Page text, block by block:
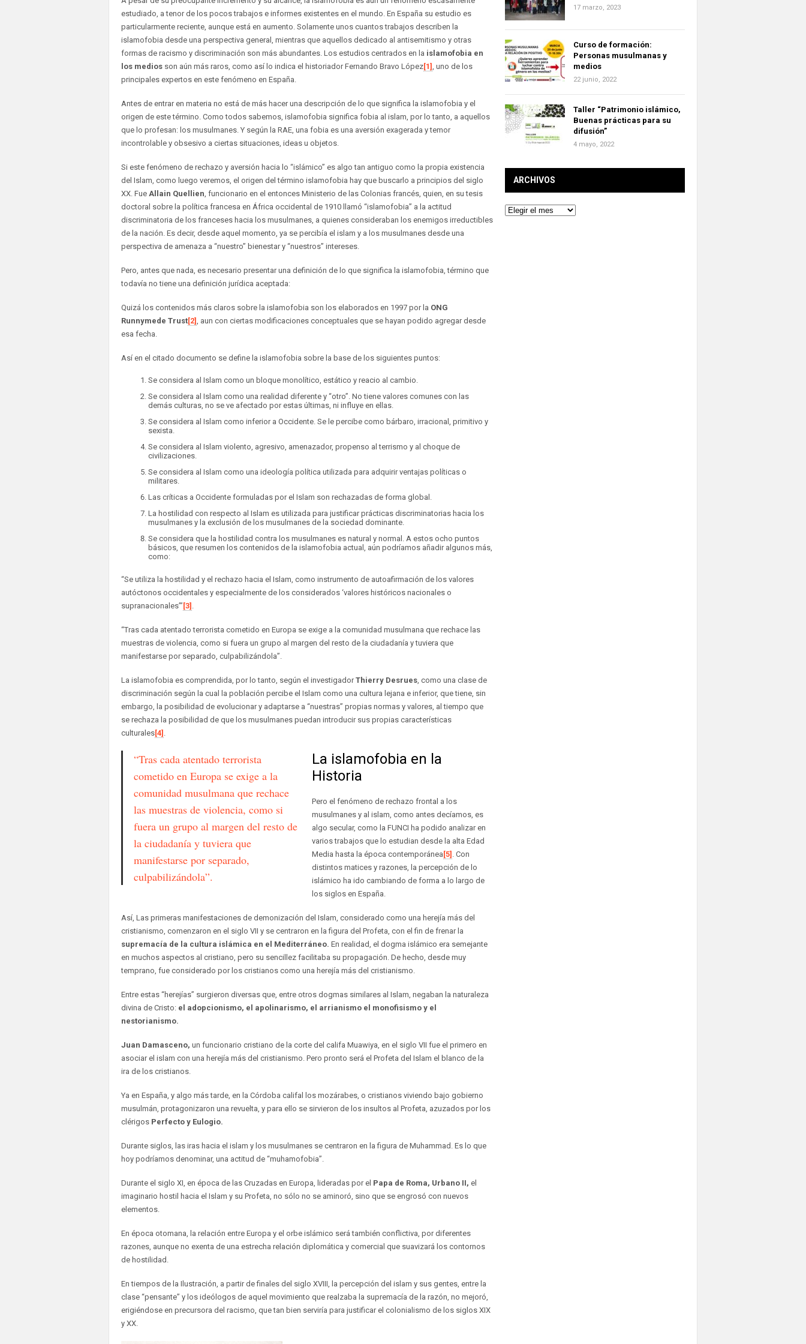
estudiado, a tenor de los pocos trabajos e informes existentes en el mundo. En España su estudio es
particularmente reciente, aunque está en aumento. Solamente unos cuantos trabajos describen la
islamofobia desde una perspectiva general, mientras que aquellos dedicado al antisemitismo y otras
formas de racismo y discriminación son más abundantes. Los estudios centrados en la islamofobia en
los medios son aún más raros, como así lo indica el historiador Fernando Bravo López[1] , uno de los
principales expertos en este fenómeno en España.
Antes de entrar en materia no está de más hacer una descripción de lo que significa la islamofobia y el
origen de este término. Como todos sabemos, islamofobia significa fobia al islam, por lo tanto, a aquellos
que lo profesan: los musulmanes. Y según la RAE, una fobia es una aversión exagerada y temor
incontrolable y obsesivo a ciertas situaciones, ideas u objetos.
Si este fenómeno de rechazo y aversión hacia lo “islámico” es algo tan antiguo como la propia existencia
del Islam, como luego veremos, el origen del término islamofobia hay que buscarlo a principios del siglo
XX. Fue Allain Quellien, funcionario en el entonces Ministerio de las Colonias francés, quien, en su tesis
doctoral sobre la política francesa en África occidental de 1910 llamó “islamofobia” a la actitud
discriminatoria de los franceses hacia los musulmanes, a quienes consideraban los enemigos irreductibles
de la nación. Es decir, desde aquel momento, ya se percibía el islam y a los musulmanes desde una
perspectiva de amenaza a “nuestro” bienestar y “nuestros” intereses.
Pero, antes que nada, es necesario presentar una definición de lo que significa la islamofobia, término que
todavía no tiene una definición jurídica aceptada:
Quizá los contenidos más claros sobre la islamofobia son los elaborados en 1997 por la ONG
Runnymede Trust[2] , aun con ciertas modificaciones conceptuales que se hayan podido agregar desde
esa fecha.
Así en el citado documento se define la islamofobia sobre la base de los siguientes puntos:
Se considera al Islam como un bloque monolítico, estático y reacio al cambio.
Se considera al Islam como una realidad diferente y “otro”. No tiene valores comunes con las
demás culturas, no se ve afectado por estas últimas, ni influye en ellas.
Se considera al Islam como inferior a Occidente. Se le percibe como bárbaro, irracional, primitivo y
sexista.
Se considera al Islam violento, agresivo, amenazador, propenso al terrismo y al choque de
civilizaciones.
Se considera al Islam como una ideología política utilizada para adquirir ventajas políticas o
militares.
Las críticas a Occidente formuladas por el Islam son rechazadas de forma global.
La hostilidad con respecto al Islam es utilizada para justificar prácticas discriminatorias hacia los
musulmanes y la exclusión de los musulmanes de la sociedad dominante.
Se considera que la hostilidad contra los musulmanes es natural y normal. A estos ocho puntos
básicos, que resumen los contenidos de la islamofobia actual, aún podríamos añadir algunos más,
como:
“Se utiliza la hostilidad y el rechazo hacia el Islam, como instrumento de autoafirmación de los valores
autóctonos occidentales y especialmente de los considerados ‘valores históricos nacionales o
supranacionales’” [3] .
“Tras cada atentado terrorista cometido en Europa se exige a la comunidad musulmana que rechace las
muestras de violencia, como si fuera un grupo al margen del resto de la ciudadanía y tuviera que
manifestarse por separado, culpabilizándola”.
La islamofobia es comprendida, por lo tanto, según el investigadorThierry Desrues, como una clase de
discriminación según la cual la población percibe el Islam como una cultura lejana e inferior, que tiene, sin
embargo, la posibilidad de evolucionar y adaptarse a “nuestras” propias normas y valores, al tiempo que
se rechaza la posibilidad de que los musulmanes puedan introducir sus propias características
culturales[4] .
“Tras cada atentado terrorista
cometido en Europa se exige a la
comunidad musulmana que rechace
las muestras de violencia, como si
fuera un grupo al margen del resto de
la ciudadanía y tuviera que
manifestarse por separado,
culpabilizándola”.
La islamofobia en la
Historia
Pero el fenómeno de rechazo frontal a los
musulmanes y al islam, como antes decíamos, es
algo secular, como la FUNCI ha podido analizar en
varios trabajos que lo estudian desde la alta Edad
Media hasta la época contemporánea [5] . Con
distintos matices y razones, la percepción de lo
islámico ha ido cambiando de forma a lo largo de
los siglos en España.
Así, Las primeras manifestaciones de demonización del Islam, considerado como una herejía más del
cristianismo, comenzaron en el siglo VII y se centraron en la figura del Profeta, con el fin de frenar la
supremacía de la cultura islámica en el Mediterráneo. En realidad, el dogma islámico era semejante
en muchos aspectos al cristiano, pero su sencillez facilitaba su propagación. De hecho, desde muy
temprano, fue considerado por los cristianos como una herejía más del cristianismo.
Entre estas “herejías” surgieron diversas que, entre otros dogmas similares al Islam, negaban la naturaleza
divina de Cristo: el adopcionismo, el apolinarismo, el arrianismo el monofisismo y el
nestorianismo.
Juan Damasceno, un funcionario cristiano de la corte del califa Muawiya, en el siglo VII fue el primero en
asociar el islam con una herejía más del cristianismo. Pero pronto será el Profeta del Islam el blanco de la
ira de los cristianos.
Ya en España, y algo más tarde, en la Córdoba califal los mozárabes, o cristianos viviendo bajo gobierno
musulmán, protagonizaron una revuelta, y para ello se sirvieron de los insultos al Profeta, azuzados por los
clérigos Perfecto y Eulogio.
Durante siglos, las iras hacia el islam y los musulmanes se centraron en la figura de Muhammad. Es lo que
hoy podríamos denominar, una actitud de “muhamofobia”.
Durante el siglo XI, en época de las Cruzadas en Europa, lideradas por el Papa de Roma, Urbano II, el
imaginario hostil hacia el Islam y su Profeta, no sólo no se aminoró, sino que se engrosó con nuevos
elementos.
En época otomana, la relación entre Europa y el orbe islámico será también conflictiva, por diferentes
razones, aunque no exenta de una estrecha relación diplomática y comercial que suavizará los contornos
de hostilidad.
En tiempos de la Ilustración, a partir de finales del siglo XVIII, la percepción del islam y sus gentes, entre la
clase “pensante” y los ideólogos de aquel movimiento que realzaba la supremacía de la razón, no mejoró,
erigiéndose en precursora del racismo, que tan bien serviría para justificar el colonialismo de los siglos XIX
y XX.
17 marzo, 2023
Curso de formación:
Personas musulmanas y
medios
22 junio, 2022
Taller “Patrimonio islámico,
Buenas prácticas para su
difusión”
4 mayo, 2022
ARCHIVOS
Archivos